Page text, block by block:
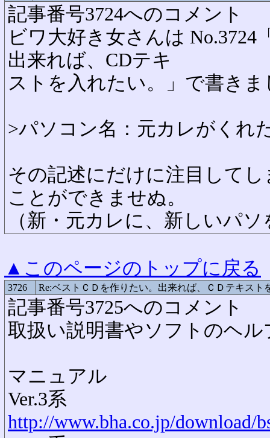
記事番号3724へのコメント
ビワ大好き女さんは
出来れば、CDテキ
ストを入れたい。」で書きま
>パソコン名：元カレがくれ
その記述にだけに注目して
ことができませぬ。
（新・元カレに、新しいパ
▲このページのトップに戻る
3726 Re:ベストＣＤを作りたい。出来れば、ＣＤテキスト
記事番号3725へのコメント
取扱い説明書やソフトのヘ
マニュアル
Ver.3系
http://www.bha.co.jp/download/